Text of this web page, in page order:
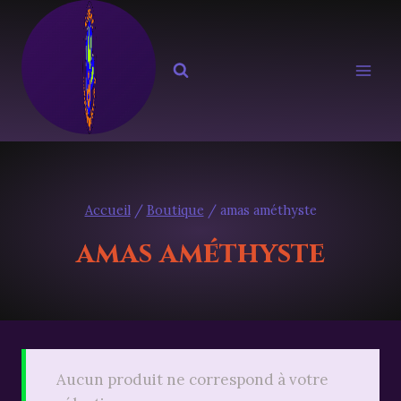
contenu
Accueil / Boutique / amas améthyste
amas améthyste
Aucun produit ne correspond à votre